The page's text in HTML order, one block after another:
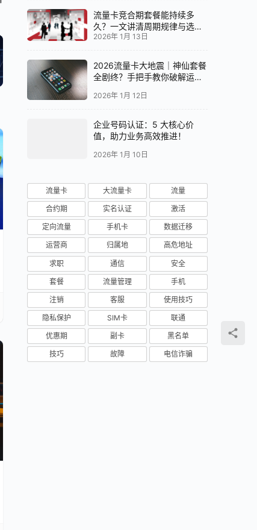
流量卡竞合期套餐能持续多
久？一文讲清周期规律与选卡
时机
2026年 1月 13日
2026流量卡大地震｜神仙套餐
全剧终？手把手教你破解运营
2026年 1月 12日
企业号码认证：5 大核心价
值，助力业务高效推进！
2026年 1月 10日
流量卡 大流量卡 流量
合约期 实名认证 激活
定向流量 手机卡 数据迁移
运营商 归属地 高危地址
求职 通信 安全
套餐 流量管理 手机
注销 客服 使用技巧
隐私保护 SIM卡 联通
优惠期 副卡 黑名单
技巧 故障 电信诈骗